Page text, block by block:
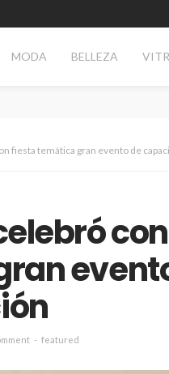
MODA BELLEZA
fiesta temática gran evento de
featured